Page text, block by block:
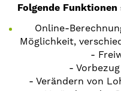
Folgende
Online-
Möglichkeit,
-
-
- Verändern von